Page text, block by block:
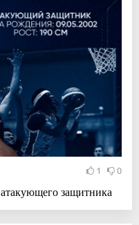
1 0
защитника